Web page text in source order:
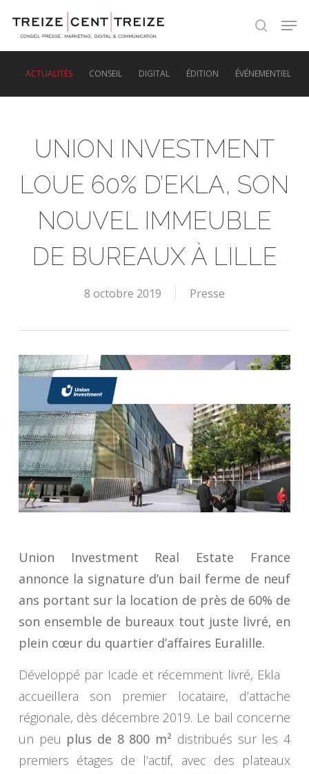
search
ACTUALITÉS CONSEIL DIGITAL ÉDITION ÉVÉNEMENTIEL
UNION INVESTMENT
LOUE 60% D’EKLA, SON
NOUVEL IMMEUBLE
DE BUREAUX À LILLE
8 octobre 2019 Presse
Union Investment Real Estate France
annonce la signature d’un bail ferme de neuf
ans portant sur la location de près de 60% de
son ensemble de bureaux tout juste livré, en
plein cœur du quartier d’affaires Euralille.
Développé par Icade et récemment livré, Ekla
accueillera son premier locataire, d’attache
régionale, dès décembre 2019. Le bail concerne
un peu plus de 8 800 m² distribués sur les 4
premiers étages de l’actif, avec des plateaux